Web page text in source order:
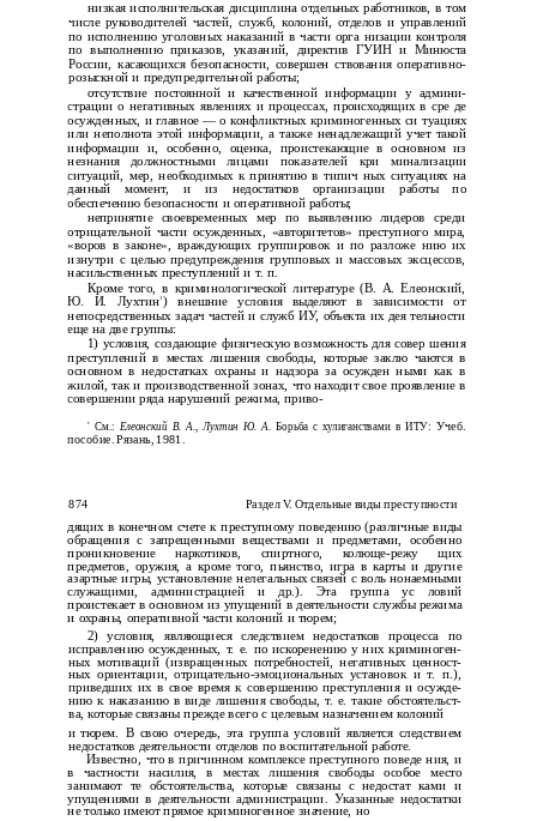
низкая исполнительская дисциплина отдельных работников, в том
числе руководителей частей, служб, колоний, отделов и управлений
по исполнению уголовных наказаний в части орга­ низации контроля
по выполнению приказов, указаний, директив ГУИН и Минюста
России, касающихся безопасности, совершен­ ствования оперативно-
розыскной и предупредительной работы;
отсутствие постоянной и качественной информации у админи­
страции о негативных явлениях и процессах, происходящих в сре­ де
осужденных, и главное — о конфликтных криминогенных си­ туациях
или неполнота этой информации, а также ненадлежащий учет такой
информации и, особенно, оценка, проистекающие в основном из
незнания должностными лицами показателей кри­ минализации
ситуаций, мер, необходимых к принятию в типич­ ных ситуациях на
данный момент, и из недостатков организации работы по
обеспечению безопасности и оперативной работы;
непринятие своевременных мер по выявлению лидеров среди
отрицательной части осужденных, «авторитетов» преступного мира,
«воров в законе», враждующих группировок и по разложе­ нию их
изнутри с целью предупреждения групповых и массовых эксцессов,
насильственных преступлений и т. п.
Кроме того, в криминологической литературе (В. А. Елеонский,
Ю. И. Лухтин1) внешние условия выделяют в зависимости от
непосредственных задач частей и служб ИУ, объекта их дея­ тельности
еще на две группы:
1) условия, создающие физическую возможность для совер­ шения
преступлений в местах лишения свободы, которые заклю­ чаются в
основном в недостатках охраны и надзора за осужден­ ными как в
жилой, так и производственной зонах, что находит свое проявление в
совершении ряда нарушений режима, приво-
' См.: Елеонский В. А., Лухтин Ю. А.Борьба с хулиганствами в ИТУ: Учеб.
пособие. Рязань, 1981.
874
Раздел V. Отдельные виды преступности
дящих в конечном счете к преступному поведению (различные виды
обращения с запрещенными веществами и предметами, особенно
проникновение наркотиков, спиртного, колюще-режу­ щих
предметов, оружия, а кроме того, пьянство, игра в карты и другие
азартные игры, установление нелегальных связей с воль­ нонаемными
служащими, администрацией и др.). Эта группа ус­ ловий
проистекает в основном из упущений в деятельности службы режима
и охраны, оперативной части колоний и тюрем;
2) условия, являющиеся следствием недостатков процесса по
исправлению осужденных, т. е. по искоренению у них криминоген­
ных мотиваций (извращенных потребностей, негативных ценност­
ных ориентации, отрицательно-эмоциональных установок и т. п.),
приведших их в свое время к совершению преступления и осужде­
нию к наказанию в виде лишения свободы, т. е. такие обстоятельст­
ва, которые связаны прежде всего с целевым назначением колоний
и тюрем. В свою очередь, эта группа условий является следствием
недостатков деятельности отделов по воспитательной работе.
Известно, что в причинном комплексе преступного поведе­ ния, и
в частности насилия, в местах лишения свободы особое место
занимают те обстоятельства, которые связаны с недостат­ ками и
упущениями в деятельности администрации. Указанные недостатки
не только имеют прямое криминогенное значение, но